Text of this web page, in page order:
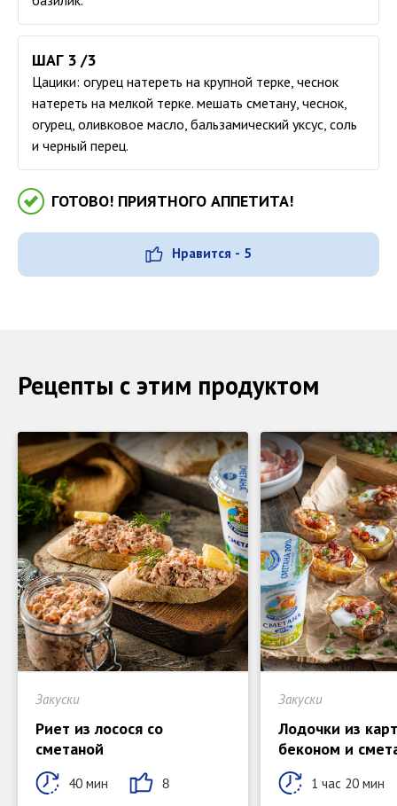
ШАГ 3 /3
Цацики: огурец натереть на крупной терке, чеснок
натереть на мелкой терке. мешать сметану, чеснок,
огурец, оливковое масло, бальзамический уксус, соль
и черный перец.
ГОТОВО! ПРИЯТНОГО АППЕТИТА!
Нравится - 5
Рецепты с этим продуктом
Закуски
Риет из лосося со
сметаной
40 мин 8
Закуски
Лодочки из
беконом и
1 час 20 мин